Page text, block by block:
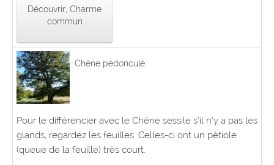
Découvrir, Charme
commun
Chêne pédonculé
Pour le différencier avec le Chêne sessile s’il n’y a pas les
glands, regardez les feuilles. Celles-ci ont un pétiole
(queue de la feuille) très court.